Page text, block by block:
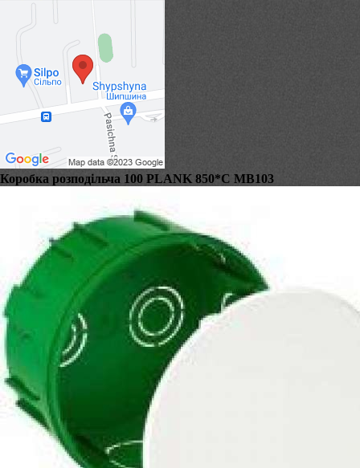
Коробка розподільча 100 PLANK 850*C МВ103